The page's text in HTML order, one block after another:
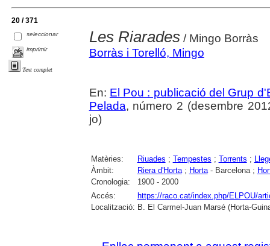
20 / 371
seleccionar
imprimir
Text complet
Les Riarades/ Mingo Borràs
Borràs i Torelló, Mingo
En: El Pou : publicació del Grup
Pelada, número 2 (desembre
jo)
Matèries: Riuades ; Tempestes ; Torrents ;
Àmbit:
Riera d'Horta; Horta- Barcelona ;
Cronologia:
1900 - 2000
Accés:
https://raco.cat/index.php/ELPOU/
Localització: B. El Carmel-Juan Marsé (Horta-